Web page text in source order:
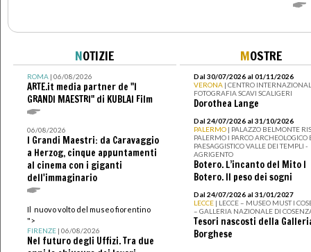
NOTIZIE
ROMA| 06/08/2026
ARTE.it media partner de "I
GRANDI MAESTRI" di KUBLAI Film
06/08/2026
I Grandi Maestri: da Caravaggio
a Herzog, cinque appuntamenti
al cinema con i giganti
dell'immaginario
Il nuovo volto del museo fiorentino
">
FIRENZE| 06/08/2026
Nel futuro degli Uffizi. Tra due
MOSTRE
Dal 30/07/2026 al 01/11/2026
VERONA | CENTRO
FOTOGRAFIA SCAVI SCALIGERI
Dorothea Lange
Dal 24/07/2026 al 31/10/2026
PALERMO | PALAZZO BELMONTE
PALERMO I PARCO ARCHEOLOGICO
PAESAGGISTICO VALLE DEI TEMPLI -
AGRIGENTO
Botero. L’incanto del Mito I
Botero. Il peso dei sogni
Dal 24/07/2026 al 31/01/2027
LECCE | LECCE – MUSEO MUST I
– GALLERIA NAZIONALE DI
Tesori nascosti della
Borghese